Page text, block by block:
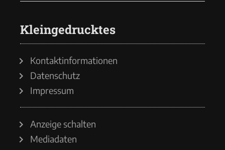
Kleingedrucktes
Kontaktinformationen
Datenschutz
Impressum
Anzeige schalten
Mediadaten